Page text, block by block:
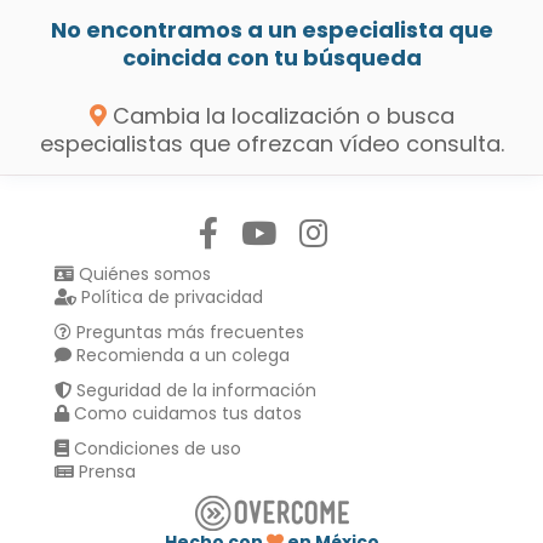
No encontramos a un especialista que
coincida con tu búsqueda
Cambia la localización o busca
especialistas que ofrezcan vídeo consulta.
Quiénes somos
Política de privacidad
Preguntas más frecuentes
Recomienda a un colega
Seguridad de la información
Como cuidamos tus datos
Condiciones de uso
Prensa